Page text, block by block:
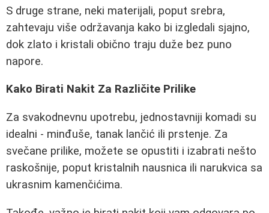
S druge strane, neki materijali, poput srebra,
zahtevaju više održavanja kako bi izgledali sjajno,
dok zlato i kristali obično traju duže bez puno
napore.
Kako Birati Nakit Za Različite Prilike
Za svakodnevnu upotrebu, jednostavniji komadi su
idealni - minđuše, tanak lančić ili prstenje. Za
svečane prilike, možete se opustiti i izabrati nešto
raskošnije, poput kristalnih nausnica ili narukvica sa
ukrasnim kamenčićima.